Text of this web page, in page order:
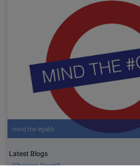
mind the #gabb
Latest Blogs
» (Christian Drastil)